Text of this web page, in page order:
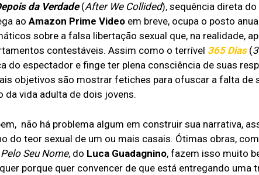
da Verdade(After We Collided), sequência direta
ao Amazon Prime Video em breve, ocupa o posto
sobre a falsa libertação sexual que, na realidade,
contestáveis. Assim como o terrível 365 Dias(
do espectador e finge ter plena consciência de suas
objetivos são mostrar fetiches para ofuscar a falta de
da vida adulta de dois jovens.
não há problema algum em construir sua narrativa,
do teor sexual de um ou mais casais. Ótimas obras,
Seu Nome, do Luca Guadagnino, fazem isso muito
porque quer convencer de que está entregando uma